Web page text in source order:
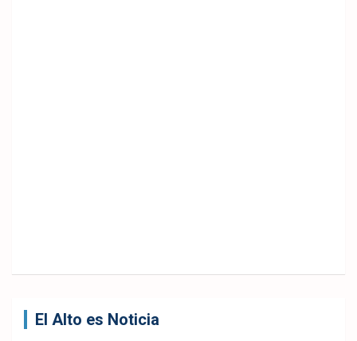
El Alto es Noticia